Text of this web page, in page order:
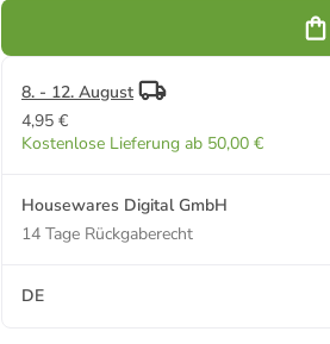
8. - 12. August
4,95 €
Kostenlose Lieferung ab 50,00 €
Housewares Digital GmbH
14 Tage Rückgaberecht
DE